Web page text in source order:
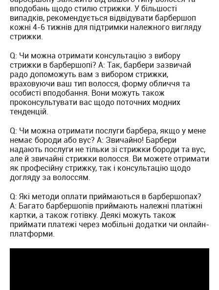
вподобань щодо стилю стрижки. У більшості
випадків, рекомендується відвідувати барбершоп
кожні 4-6 тижнів для підтримки належного вигляду
стрижки.
Q: Чи можна отримати консультацію з вибору
стрижки в барбершопі? A: Так, барбери зазвичай
радо допоможуть вам з вибором стрижки,
враховуючи ваш тип волосся, форму обличчя та
особисті вподобання. Вони можуть також
проконсультувати вас щодо поточних модних
тенденцій.
Q: Чи можна отримати послуги барбера, якщо у мене
немає бороди або вус? A: Звичайно! Барбери
надають послуги не тільки зі стрижки бороди та вус,
але й звичайні стрижки волосся. Ви можете отримати
як професійну стрижку, так і консультацію щодо
догляду за волоссям.
Q: Які методи оплати приймаються в барбершопах?
A: Багато барбершопів приймають належні платіжні
картки, а також готівку. Деякі можуть також
приймати платежі через мобільні додатки чи онлайн-
платформи.